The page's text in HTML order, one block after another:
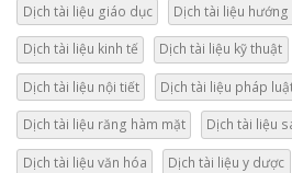
Dịch tài liệu giáo dục Dịch tài liệu
Dịch tài liệu kinh tế Dịch tài liệu kỹ thuật
Dịch tài liệu nội tiết Dịch tài liệu pháp
Dịch tài liệu răng hàm mặt Dịch tài liệu
Dịch tài liệu văn hóa Dịch tài liệu y dược